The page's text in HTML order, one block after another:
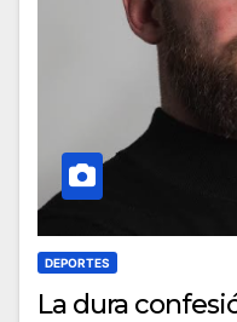
DEPORTES
La dura